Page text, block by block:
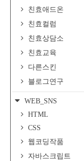
친효애드온
친효컬럼
친효상담소
친효교육
다른스킨
블로그연구
WEB_SNS
HTML
CSS
웹코딩작품
자바스크립트